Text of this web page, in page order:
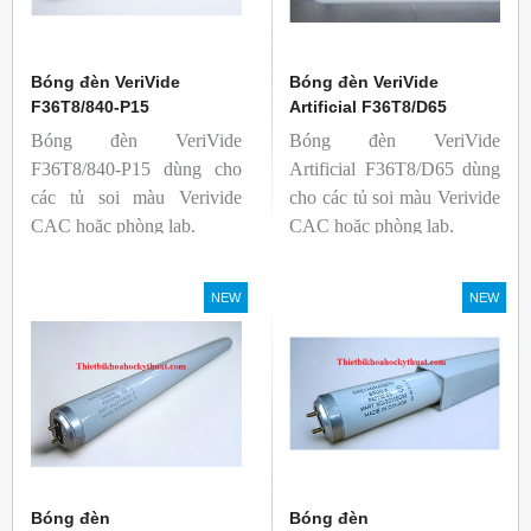
Bóng đèn VeriVide
F36T8/840-P15
Bóng đèn VeriVide
F36T8/840-P15 dùng cho
các tủ soi màu Verivide
CAC hoặc phòng lab.
Bóng đèn VeriVide
Artificial F36T8/D65
Bóng đèn VeriVide
Artificial F36T8/D65 dùng
cho các tủ soi màu Verivide
CAC hoặc phòng lab.
NEW
Bóng đèn
NEW
Bóng đèn